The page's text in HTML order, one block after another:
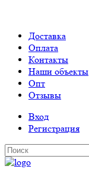
Доставка
Оплата
Контакты
Наши объекты
Опт
Отзывы
Вход
Регистрация